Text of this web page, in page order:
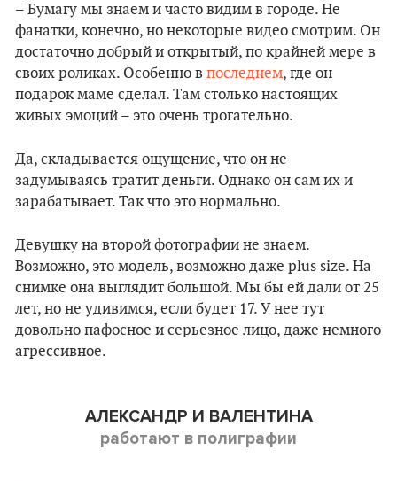
– Бумагу мы знаем и часто видим в городе. Не
фанатки, конечно, но некоторые видео смотрим. Он
достаточно добрый и открытый, по крайней мере в
своих роликах. Особенно в последнем, где он
подарок маме сделал. Там столько настоящих
живых эмоций – это очень трогательно.
Да, складывается ощущение, что он не
задумываясь тратит деньги. Однако он сам их и
зарабатывает. Так что это нормально.
Девушку на второй фотографии не знаем.
Возможно, это модель, возможно даже plus size. На
снимке она выглядит большой. Мы бы ей дали от 25
лет, но не удивимся, если будет 17. У нее тут
довольно пафосное и серьезное лицо, даже немного
агрессивное.
АЛЕКСАНДР И ВАЛЕНТИНА
работают в полиграфии